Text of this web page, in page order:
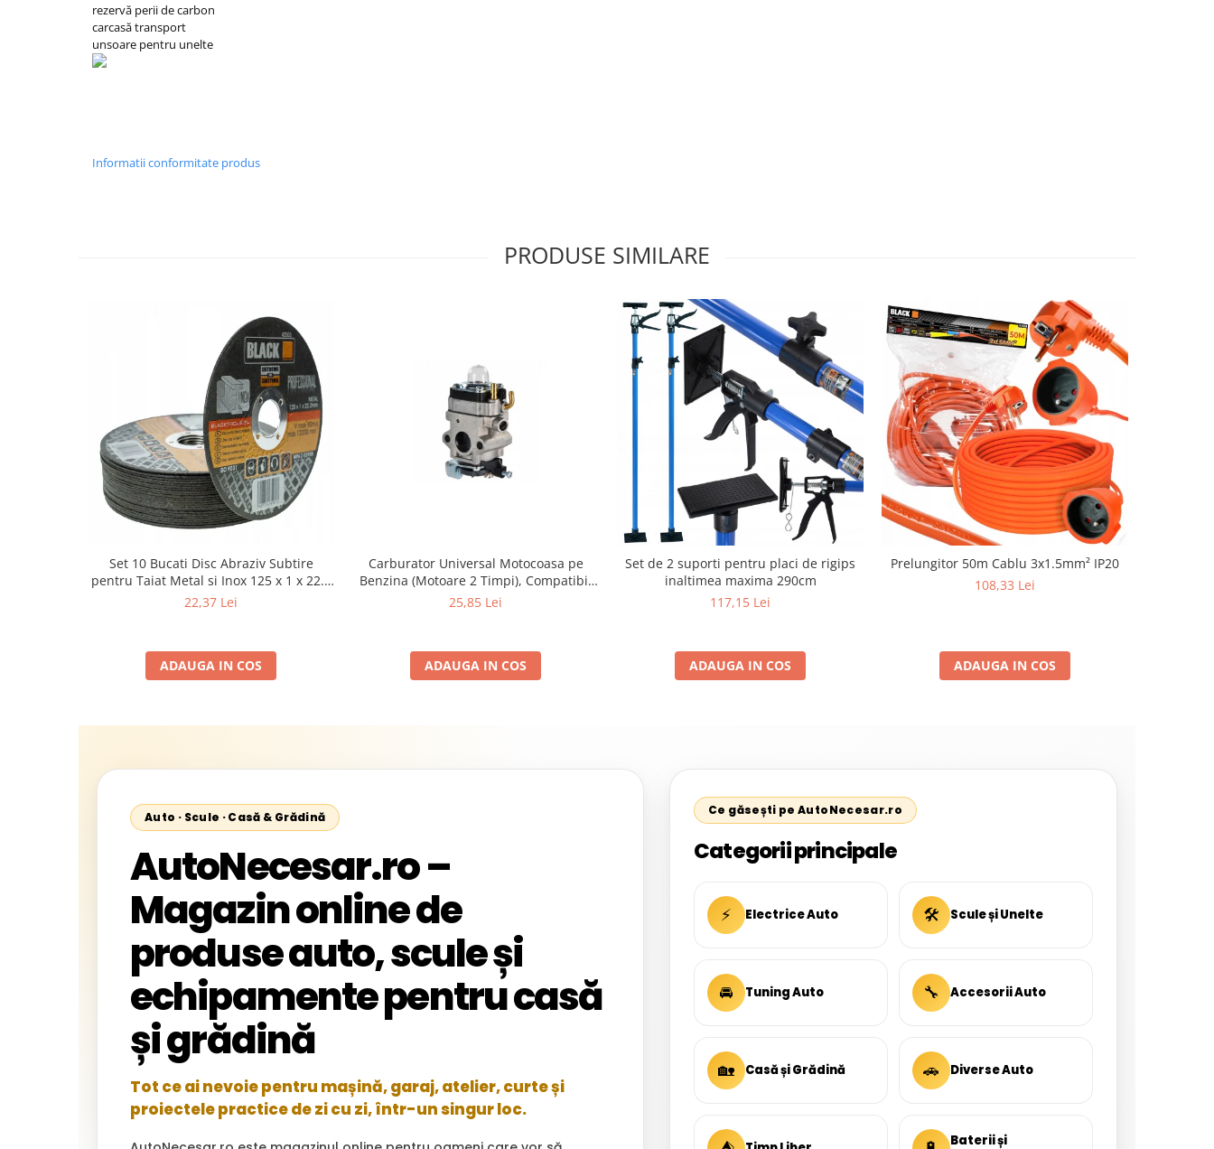
rezervă perii de carbon
carcasă transport
unsoare pentru unelte
Informatii conformitate produs
PRODUSE SIMILARE
Set 10 Bucati Disc Abraziv Subtire
pentru Taiat Metal si Inox 125 x 1 x 22.2
mm, Profil Plat Heavy-Duty (Model
22,37 Lei
ADAUGA IN COS
Carburator Universal Motocoasa pe
Benzina (Motoare 2 Timpi), Compatibil
cu BLACK, Demon, NAC, John Gardener,
31mm
25,85 Lei
ADAUGA IN COS
Set de 2 suporti pentru placi de rigips
inaltimea maxima 290cm
117,15 Lei
ADAUGA IN COS
Prelungitor 50m Cablu 3x1.5mm² IP20
108,33 Lei
ADAUGA IN COS
Auto · Scule · Casă & Grădină
AutoNecesar.ro –
Magazin online de
produse auto, scule și
echipamente pentru casă
și grădină
Tot ce ai nevoie pentru mașină, garaj, atelier, curte și
proiectele practice de zi cu zi, într-un singur loc.
Ce găsești pe AutoNecesar.ro
Categorii principale
⚡ Electrice Auto 🛠 Scule și Unelte
🚘 Tuning Auto 🔧 Accesorii Auto
🏡 Casă și Grădină 🚗 Diverse Auto
Baterii și